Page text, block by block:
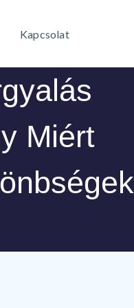
Kapcsolat
Miért